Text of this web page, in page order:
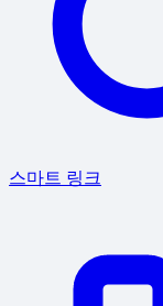
스마트 링크